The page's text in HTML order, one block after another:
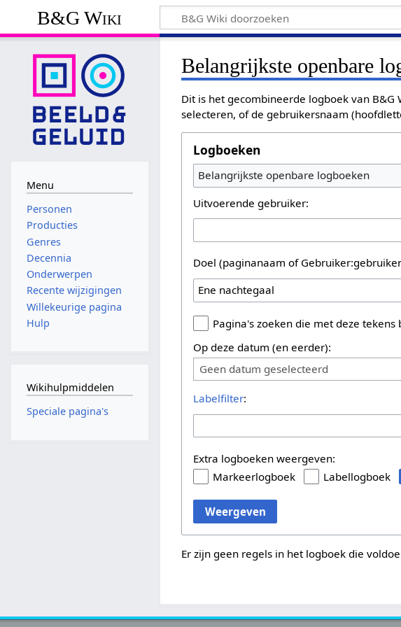
B&G Wiki
Belangrijkste openbare
Dit is het gecombineerde logboek van
selecteren, of de gebruikersnaam
Logboeken
Belangrijkste openbare logboeken
Uitvoerende gebruiker:
Doel (paginanaam of
Pagina's zoeken die met deze tekens
Op deze datum (en eerder):
Geen datum geselecteerd
Labelfilter:
Extra logboeken weergeven:
Markeerlogboek
Labellogboek
Weergeven
Er zijn geen regels in het logboek die
Menu
Personen
Producties
Genres
Decennia
Onderwerpen
Recente wijzigingen
Willekeurige pagina
Hulp
Wikihulpmiddelen
Speciale pagina's